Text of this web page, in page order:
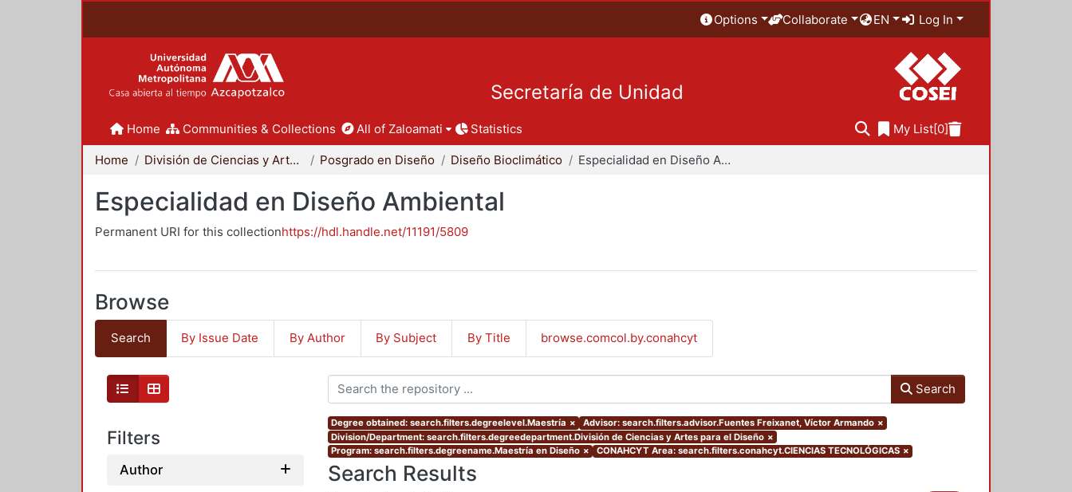
Options Collaborate EN Log In
Secretaría de Unidad
Home Communities & Collections All of Zaloamati Statistics My List[0]
Home División de Ciencias y Artes para el Diseño Posgrado en Diseño Diseño Bioclimático Especialidad en Diseño Ambiental
Especialidad en Diseño Ambiental
Permanent URI for this collectionhttps://hdl.handle.net/11191/5809
Browse
Search By Issue Date By Author By Subject By Title browse.comcol.by.conahcyt
Filters
Author
Search
Degree obtained: search.filters.degreelevel.Maestría × Advisor: search.filters.advisor.Fuentes Freixanet, Víctor Armando ×
Division/Department: search.filters.degreedepartment.División de Ciencias y Artes para el Diseño ×
Program: search.filters.degreename.Maestría en Diseño × CONAHCYT Area: search.filters.conahcyt.CIENCIAS TECNOLÓGICAS ×
Search Results